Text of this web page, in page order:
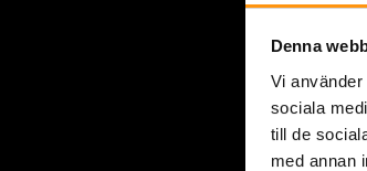
Denna
Vi
sociala
till de
med annan